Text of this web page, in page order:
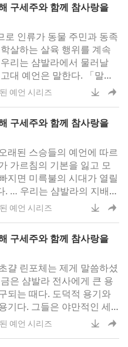
년 뒤가 될 것이다」 실제
가 받아들인다면 나의 도
구세주와 함께 참사랑을
로 인류가 동물 주민과 동족
살하는 살육 행위를 계속
리는 샴발라에서 물러날
대 예언은 말한다. 「말세
의 왕이 그의 전사들을 이
가 살아있는 생명체와 동료
버리겠다』지난 주에 우리
예언 시리즈
구세주와 함께 참사랑을
래된 스승들의 예언에 따르
가르침의 기본을 잃고 모
지면 미륵불의 시대가 열릴
. … 우리는 샴발라의 지배자
불같은 추진자이자 세상
빛 연꽃의 불길에 달아오릅
시가지에‍ 있는 조캉 사원
예언 시리즈
구세주와 함께 참사랑을
걀 린포체는 제게 말씀하셨
은 샴발라 전사에게 큰 용
되는 때다. 도덕적 용기와
기다. 그들은 야만적인 세
부로 뛰어들어 그들 무기를
예언 시리즈